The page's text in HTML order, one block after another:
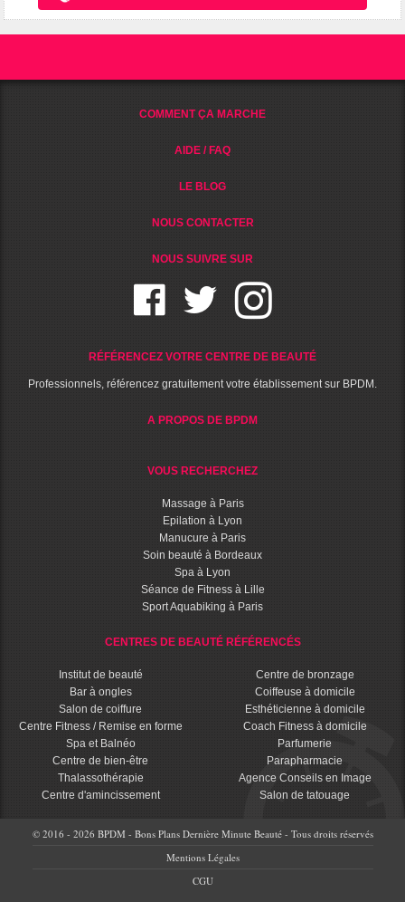
COMMENT ÇA MARCHE
AIDE / FAQ
LE BLOG
NOUS CONTACTER
NOUS SUIVRE SUR
RÉFÉRENCEZ VOTRE CENTRE DE BEAUTÉ
Professionnels, référencez gratuitement votre établissement sur BPDM.
A PROPOS DE BPDM
VOUS RECHERCHEZ
Massage à Paris
Epilation à Lyon
Manucure à Paris
Soin beauté à Bordeaux
Spa à Lyon
Séance de Fitness à Lille
Sport Aquabiking à Paris
CENTRES DE BEAUTÉ RÉFÉRENCÉS
Institut de beauté
Bar à ongles
Salon de coiffure
Centre Fitness / Remise en forme
Spa et Balnéo
Centre de bien-être
Thalassothérapie
Centre d'amincissement
Centre de bronzage
Coiffeuse à domicile
Esthéticienne à domicile
Coach Fitness à domicile
Parfumerie
Parapharmacie
Agence Conseils en Image
Salon de tatouage
© 2016 - 2026 BPDM - Bons Plans Dernière Minute Beauté - Tous droits réservés
Mentions Légales
CGU